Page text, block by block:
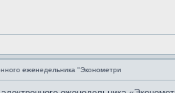
еженедельника "Эконометри